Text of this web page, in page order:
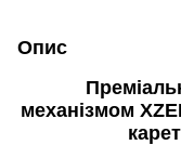
Опис
механізмом